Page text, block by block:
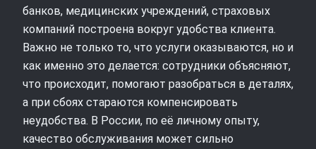
банков, медицинских учреждений, страховых
компаний построена вокруг удобства клиента.
Важно не только то, что услуги оказываются, но и
как именно это делается: сотрудники объясняют,
что происходит, помогают разобраться в деталях,
а при сбоях стараются компенсировать
неудобства. В России, по её личному опыту,
качество обслуживания может сильно